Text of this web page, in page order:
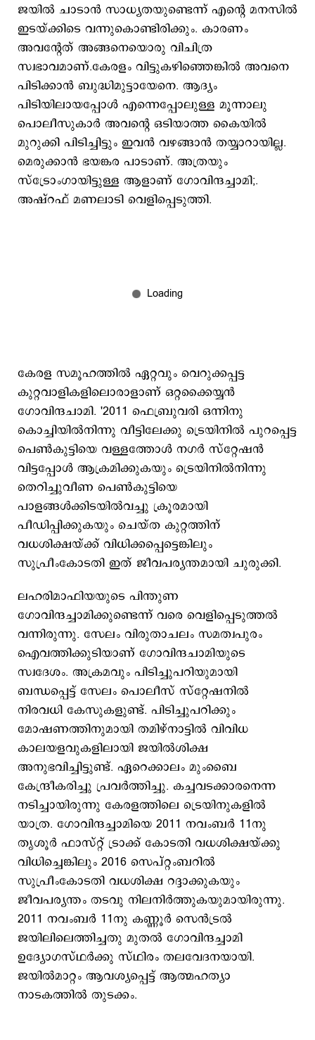
ജയിൽ ചാടാൻ സാധ്യതയുണ്ടെന്ന് എന്‍റെ മനസിൽ
ഇടയ്ക്കിടെ വന്നുകൊണ്ടിരിക്കും. കാരണം
അവന്‍റേത് അങ്ങനെയൊരു വിചിത്ര
സ്വഭാവമാണ്.കേരളം വിട്ടുകഴിഞ്ഞെങ്കിൽ അവനെ
പിടിക്കാൻ ബുദ്ധിമുട്ടായേനെ. ആദ്യം
പിടിയിലായപ്പോൾ എന്നെപ്പോലുള്ള മൂന്നാലു
പൊലീസുകാര്‍ അവന്‍റെ ഒടിയാത്ത കൈയിൽ
മുറുക്കി പിടിച്ചിട്ടും ഇവൻ വഴങ്ങാൻ തയ്യാറായില്ല.
മെരുക്കാൻ ഭയങ്കര പാടാണ്. അത്രയും
സ്‌ട്രോംഗായിട്ടുള്ള ആളാണ് ഗോവിന്ദച്ചാമി;.
അഷ്റഫ് മണലാടി വെളിപ്പെടുത്തി.
കേരള സമൂഹത്തിൽ ഏറ്റവും വെറുക്കപ്പട്ട
കുറ്റവാളികളിലൊരാളാണ് ഒറ്റക്കൈയ്യൻ
ഗോവിന്ദചാമി. '2011 ഫെബ്രുവരി ഒന്നിനു
കൊച്ചിയിൽനിന്നു വീട്ടിലേക്കു ട്രെയിനില്‍ പുറപ്പെട്ട
പെണ്‍കുട്ടിയെ വള്ളത്തോൾ നഗർ സ്റ്റേഷൻ
വിട്ടപ്പോൾ ആക്രമിക്കുകയും ട്രെയിനിൽനിന്നു
തെറിച്ചുവീണ പെണ്‍കുട്ടിയെ
പാളങ്ങൾക്കിടയിൽവച്ചു ക്രൂരമായി
പീഡിപ്പിക്കുകയും ചെയ്ത കുറ്റത്തിന്
വധശിക്ഷയ്ക്ക് വിധിക്കപ്പെട്ടെങ്കിലും
സുപ്രീംകോടതി ഇത് ജീവപര്യന്തമായി ചുരുക്കി.
ലഹരിമാഫിയയുടെ പിന്തുണ
ഗോവിന്ദച്ചാമിക്കുണ്ടെന്ന് വരെ വെളിപ്പെടുത്തല്‍
വന്നിരുന്നു. സേലം വിരുതാചലം സമത്വപുരം
ഐവത്തിക്കുടിയാണ് ഗോവിന്ദചാമിയുടെ
സ്വദേശം. അക്രമവും പിടിച്ചുപറിയുമായി
ബന്ധപ്പെട്ട് സേലം പൊലീസ് സ്റ്റേഷനിൽ
നിരവധി കേസുകളുണ്ട്. പിടിച്ചുപറിക്കും
മോഷണത്തിനുമായി തമിഴ്നാട്ടിൽ വിവിധ
കാലയളവുകളിലായി ജയിൽശിക്ഷ
അനുഭവിച്ചിട്ടുണ്ട്. ഏറെക്കാലം മുംബൈ
കേന്ദ്രീകരിച്ചു പ്രവർത്തിച്ചു. കച്ചവടക്കാരനെന്ന
നടിച്ചായിരുന്നു കേരളത്തിലെ ട്രെയിനുകളില്‍
യാത്ര. ഗോവിന്ദച്ചാമിയെ 2011 നവംബർ 11നു
തൃശൂർ ഫാസ്റ്റ് ട്രാക്ക് കോടതി വധശിക്ഷയ്ക്കു
വിധിച്ചെങ്കിലും 2016 സെപ്റ്റംബറിൽ
സുപ്രീംകോടതി വധശിക്ഷ റദ്ദാക്കുകയും
ജീവപര്യന്തം തടവു നിലനിർത്തുകയുമായിരുന്നു.
2011 നവംബർ 11നു കണ്ണൂർ സെൻട്രൽ
ജയിലിലെത്തിച്ചതു മുതൽ ഗോവിന്ദച്ചാമി
ഉദ്യോഗസ്ഥർക്കു സ്ഥിരം തലവേദനയായി.
ജയിൽമാറ്റം ആവശ്യപ്പെട്ട് ആത്മഹത്യാ
നാടകത്തിൽ തുടക്കം.